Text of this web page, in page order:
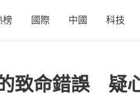
榜 國際 中國 科技
致命錯誤 疑